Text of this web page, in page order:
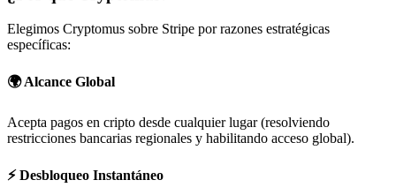
Elegimos Cryptomus sobre Stripe por razones estratégicas
específicas:
🌍 Alcance Global
Acepta pagos en cripto desde cualquier lugar (resolviendo
restricciones bancarias regionales y habilitando acceso global).
⚡ Desbloqueo Instantáneo